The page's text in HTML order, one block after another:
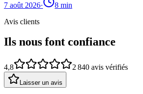
7 août 2026· 8 min
Avis clients
Ils nous font confiance
4,8 2 840 avis vérifiés
Laisser un avis